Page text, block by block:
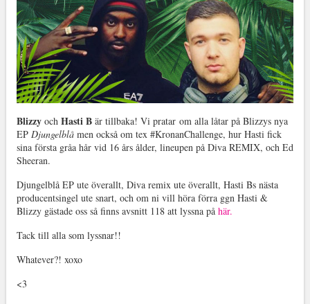
Blizzyoch Hasti Bär tillbaka! Vi pratar om alla låtar på Blizzys nya
EP Djungelblåmen också om tex #KronanChallenge, hur Hasti fick
sina första gråa hår vid 16 års ålder, lineupen på Diva REMIX, och Ed
Sheeran.
Djungelblå EP ute överallt, Diva remix ute överallt, Hasti Bs nästa
producentsingel ute snart, och om ni vill höra förra ggn Hasti &
Blizzy gästade oss så finns avsnitt 118 att lyssna på här.
Tack till alla som lyssnar!!
Whatever?! xoxo
<3